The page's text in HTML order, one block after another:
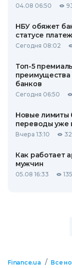
04.08 06:50
НБУ обяжет
статусе
Сегодня 08:02
Топ-5
преимущества
банков
Сегодня 06:50
Новые лимиты
переводы уже
Вчера 13:10
Как работает
мужчин
05.08 16:33
Finance.ua / Все